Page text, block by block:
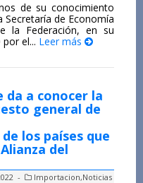
de su conocimiento
Secretaría de Economía
la Federación, en su
el... Leer más
da a conocer la
general de
los países que
del
- Importacion,Noticias